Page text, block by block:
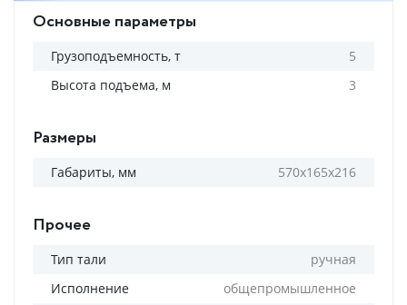
Основные параметры
Грузоподъемность, т
5
Высота подъема, м
3
Размеры
Габариты, мм 570х165х216
Прочее
Тип тали
ручная
Исполнение
общепромышленное